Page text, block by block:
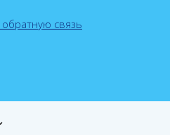
связь